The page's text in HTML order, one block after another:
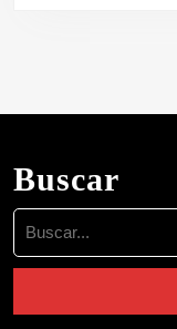
Buscar
Buscar: